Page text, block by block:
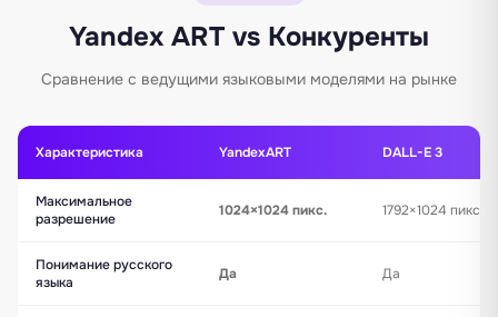
Yandex ART vs Конкуренты
Сравнение с ведущими языковыми моделями на рынке
Характеристика YandexART DALL-E 3
Максимальное
разрешение
1024×1024 пикс. 1792×1024 пикс.
Понимание русского
языка
Да Да